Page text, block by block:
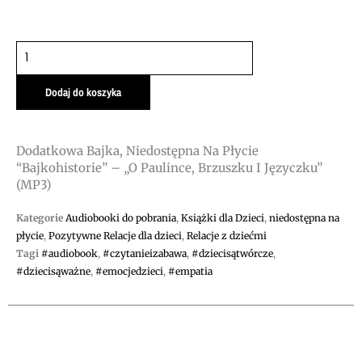
ilość
bajka,
niedostępna
płycie
"Bajkohistorie"
-
„O
Paulince,
brzuszku
i
Dodaj do koszyka
Dodatkowa Bajka, Niedostępna Na Płycie
“Bajkohistorie” – „O Paulince, Brzuszku I Języczku”
(MP3)
Kategorie Audiobooki do pobrania, Książki dla Dzieci, niedostępna na
płycie, Pozytywne Relacje dla dzieci, Relacje z dziećmi
Tagi #audiobook, #czytanieizabawa, #dziecisątwórcze,
#dziecisąważne, #emocjedzieci, #empatia